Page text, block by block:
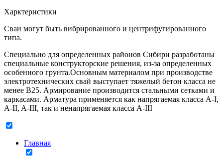
Харктеристики
Сваи могут быть вибрированного и центрифугированного
типа.
Специально для определенных районов Сибири разработаны
специальные конструкторские решения, из-за определенных
особенного грунта.Основным материалом при производстве
электротехнических свай выступает тяжелый бетон класса не
менее В25. Армирование производится стальными сетками и
каркасами. Арматура применяется как напрягаемая класса A-I,
A-II, A-III, так и ненапрягаемая класса A-III
Главная